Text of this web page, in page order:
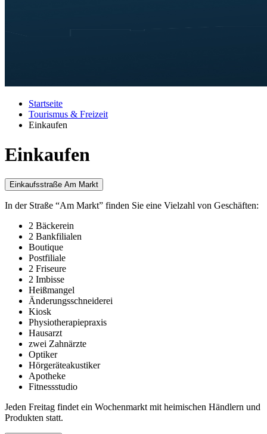
Startseite
Tourismus & Freizeit
Einkaufen
Einkaufen
Einkaufsstraße Am Markt
In der Straße “Am Markt” finden Sie eine Vielzahl von Geschäften:
2 Bäckerein
2 Bankfilialen
Boutique
Postfiliale
2 Friseure
2 Imbisse
Heißmangel
Änderungsschneiderei
Kiosk
Physiotherapiepraxis
Hausarzt
zwei Zahnärzte
Optiker
Hörgeräteakustiker
Apotheke
Fitnessstudio
Jeden Freitag findet ein Wochenmarkt mit heimischen Händlern und
Produkten statt.